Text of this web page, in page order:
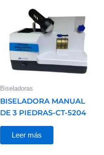
Biseladoras
BISELADORA MANUAL
DE 3 PIEDRAS-CT-5204
Leer más